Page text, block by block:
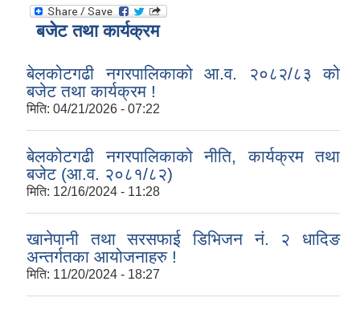
बजेट तथा कार्यक्रम
बेलकोटगढी नगरपालिकाको आ.व. २०८२/८३ को
बजेट तथा कार्यक्रम !
मिति: 04/21/2026 - 07:22
बेलकोटगढी नगरपालिकाको नीति, कार्यक्रम तथा
बजेट (आ.व. २०८१/८२)
मिति: 12/16/2024 - 11:28
खानेपानी तथा सरसफाई डिभिजन नं. २ धादिङ
अन्तर्गतका आयोजनाहरु !
मिति: 11/20/2024 - 18:27